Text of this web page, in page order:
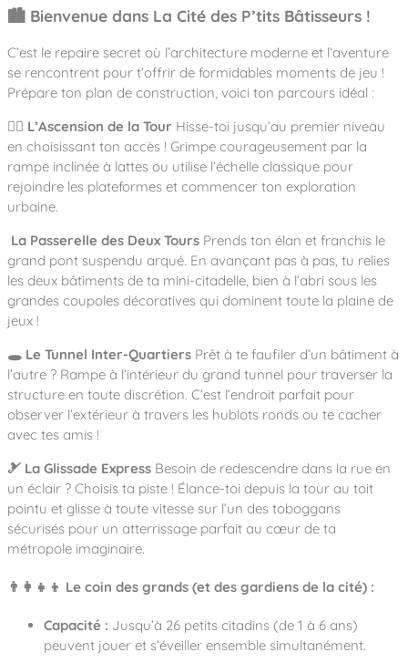
Notre partenariat avec l’association Rêves de clown
Notre concept
Notre entreprise
Notre équipe
Nous rejoindre
Tous nos jeux
Jeux inclusifs
Jeux recyclés
Nos univers
Sport & Fitness Sport&Co®
Agrès fitness
Parcours de santé
Stadium Arena
Street workout
Surfpark
Équipements sportifs
Mobilier & accessoires
Mobilier urbain
Accessoires ludiques
Nos clients
Collectivités
Établissements scolaires
Architectes, Paysagistes-concepteurs
Camping et résidences de vacances
Notre expertise
Des aires intergénérationnelles de
Des aires de jeux pour tous les enfants
L’éco-conception de nos jeux
La végétalisation des cours d’école
Nos matériaux
Nos fonctions ludiques & sportives
Nos sols amortissants
Réalisations
Contact
Les questions fréquentes
Catalogues
🏙️ Bienvenue dans La Cité des P’tits Bâtisseurs !
C’est le repaire secret où l’architecture moderne et l’aventure
se rencontrent pour t’offrir de formidables moments de jeu !
Prépare ton plan de construction, voici ton parcours idéal :
🧗‍♂️ L’Ascension de la Tour Hisse-toi jusqu’au premier niveau
en choisissant ton accès ! Grimpe courageusement par la
rampe inclinée à lattes ou utilise l’échelle classique pour
rejoindre les plateformes et commencer ton exploration
urbaine.
La Passerelle des Deux Tours Prends ton élan et franchis le
grand pont suspendu arqué. En avançant pas à pas, tu relies
les deux bâtiments de ta mini-citadelle, bien à l’abri sous les
grandes coupoles décoratives qui dominent toute la plaine de
jeux !
🕳️ Le Tunnel Inter-Quartiers Prêt à te faufiler d’un bâtiment à
l’autre ? Rampe à l’intérieur du grand tunnel pour traverser la
structure en toute discrétion. C’est l’endroit parfait pour
observer l’extérieur à travers les hublots ronds ou te cacher
avec tes amis !
🎿 La Glissade Express Besoin de redescendre dans la rue en
un éclair ? Choisis ta piste ! Élance-toi depuis la tour au toit
pointu et glisse à toute vitesse sur l’un des toboggans
sécurisés pour un atterrissage parfait au cœur de ta
métropole imaginaire.
👨‍👩‍👧‍👦 Le coin des grands (et des gardiens de la cité) :
Capacité : Jusqu’à 26 petits citadins (de 1 à 6 ans)
peuvent jouer et s’éveiller ensemble simultanément.